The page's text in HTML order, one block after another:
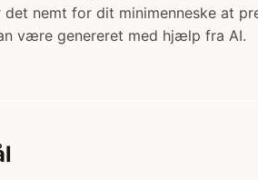
nemt for dit minimenneske at
være genereret med hjælp fra AI.